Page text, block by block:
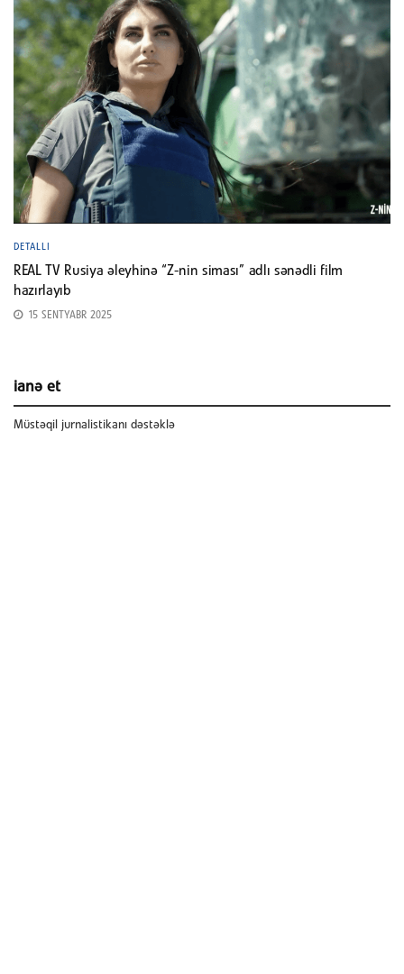
DETALLI
REAL TV Rusiya əleyhinə “Z-nin siması” adlı sənədli film
hazırlayıb
15 SENTYABR 2025
ianə et
Müstəqil jurnalistikanı dəstəklə